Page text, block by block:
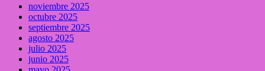
noviembre 2025
octubre 2025
septiembre 2025
agosto 2025
julio 2025
junio 2025